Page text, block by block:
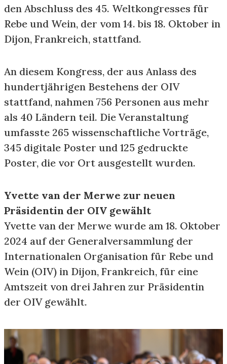
den Abschluss des 45. Weltkongresses für
Rebe und Wein, der vom 14. bis 18. Oktober in
Dijon, Frankreich, stattfand.
An diesem Kongress, der aus Anlass des
hundertjährigen Bestehens der OIV
stattfand, nahmen 756 Personen aus mehr
als 40 Ländern teil. Die Veranstaltung
umfasste 265 wissenschaftliche Vorträge,
345 digitale Poster und 125 gedruckte
Poster, die vor Ort ausgestellt wurden.
Yvette van der Merwe zur neuen
Präsidentin der OIV gewählt
Yvette van der Merwe wurde am 18. Oktober
2024 auf der Generalversammlung der
Internationalen Organisation für Rebe und
Wein (OIV) in Dijon, Frankreich, für eine
Amtszeit von drei Jahren zur Präsidentin
der OIV gewählt.